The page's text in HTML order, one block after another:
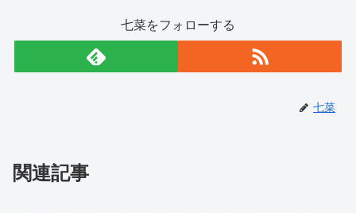
七菜をフォローする
七菜
関連記事